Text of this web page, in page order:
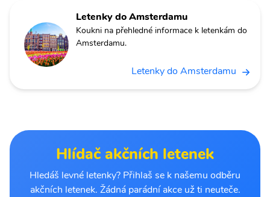
Letenky do Amsterdamu
Koukni na přehledné informace k letenkám do
Amsterdamu.
Letenky do Amsterdamu
Hlídač akčních letenek
Hledáš levné letenky? Přihlaš se k našemu odběru
akčních letenek. Žádná parádní akce už ti neuteče.